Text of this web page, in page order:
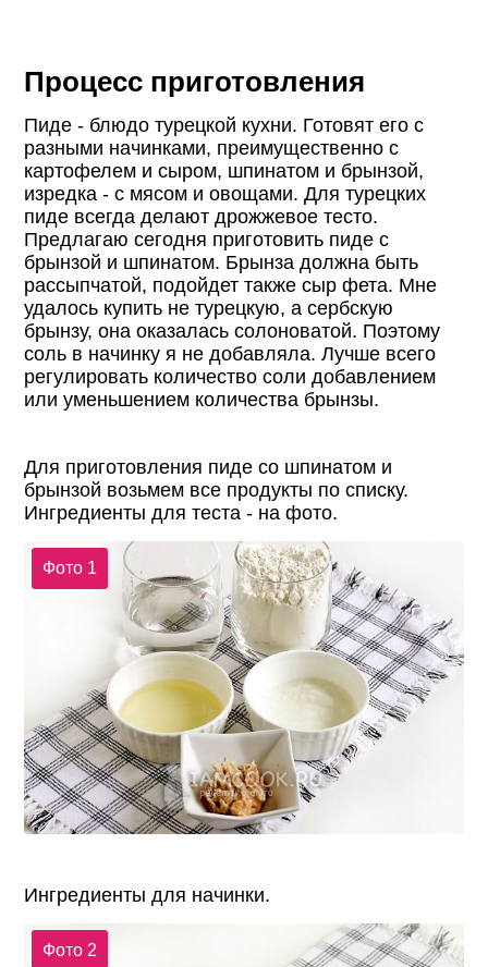
Процесс приготовления
Пиде - блюдо турецкой кухни. Готовят его с
разными начинками, преимущественно с
картофелем и сыром, шпинатом и брынзой,
изредка - с мясом и овощами. Для турецких
пиде всегда делают дрожжевое тесто.
Предлагаю сегодня приготовить пиде с
брынзой и шпинатом. Брынза должна быть
рассыпчатой, подойдет также сыр фета. Мне
удалось купить не турецкую, а сербскую
брынзу, она оказалась солоноватой. Поэтому
соль в начинку я не добавляла. Лучше всего
регулировать количество соли добавлением
или уменьшением количества брынзы.
Для приготовления пиде со шпинатом и
брынзой возьмем все продукты по списку.
Ингредиенты для теста - на фото.
Фото 1
Ингредиенты для начинки.
Фото 2